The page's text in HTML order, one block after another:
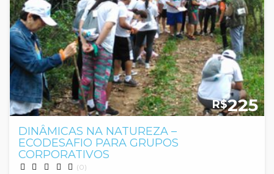
R$225
DINÂMICAS NA NATUREZA –
ECODESAFIO PARA GRUPOS
CORPORATIVOS
(0)